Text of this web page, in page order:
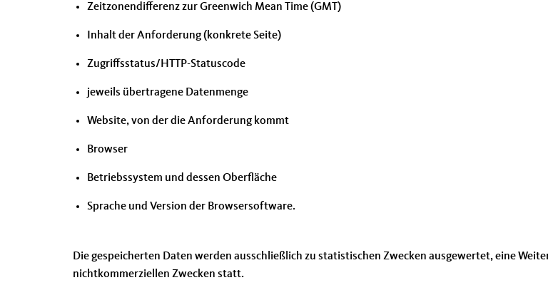
Zeitzonendifferenz zur Greenwich Mean Time (GMT)
Inhalt der Anforderung (konkrete Seite)
Zugriffsstatus/HTTP-Statuscode
jeweils übertragene Datenmenge
Website, von der die Anforderung kommt
Browser
Betriebssystem und dessen Oberfläche
Sprache und Version der Browsersoftware.
Die gespeicherten Daten werden ausschließlich zu statistischen Zwecken ausgewertet, eine
nichtkommerziellen Zwecken statt.